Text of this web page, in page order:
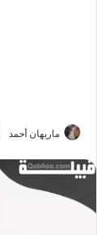
ماريهان أحمد